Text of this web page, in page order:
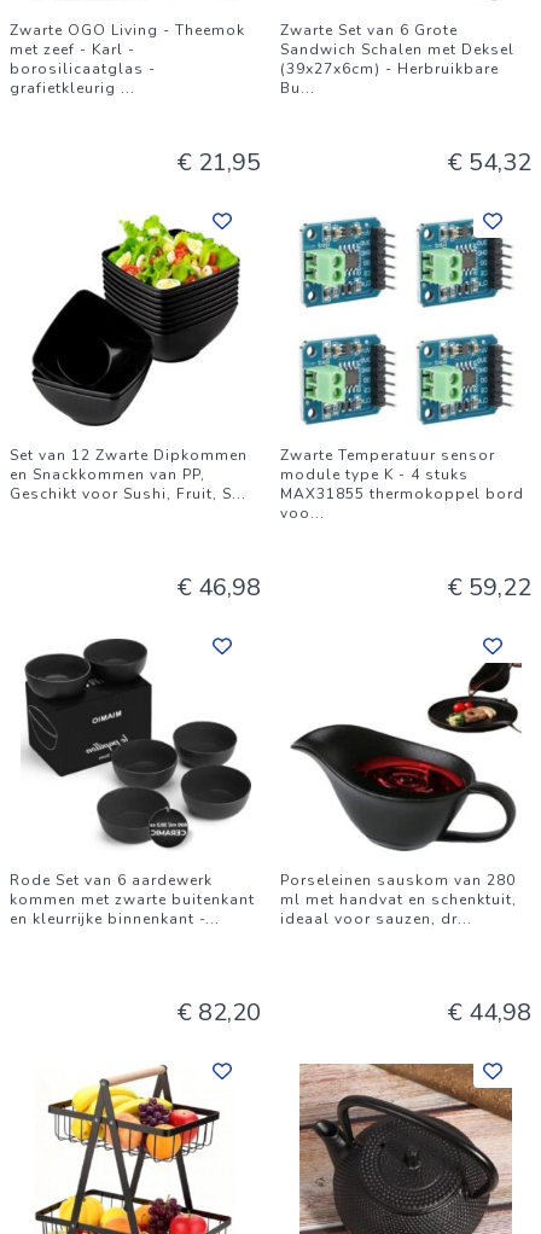
Zwarte OGO Living - Theemok
met zeef - Karl -
borosilicaatglas -
grafietkleurig ...
€ 21,95
Zwarte Set van 6 Grote
Sandwich Schalen met Deksel
(39x27x6cm) - Herbruikbare
Bu...
€ 54,32
Set van 12 Zwarte Dipkommen
en Snackkommen van PP,
Geschikt voor Sushi, Fruit, S...
€ 46,98
Zwarte Temperatuur sensor
module type K - 4 stuks
MAX31855 thermokoppel bord
voo...
€ 59,22
Rode Set van 6 aardewerk
kommen met zwarte buitenkant
en kleurrijke binnenkant -...
€ 82,20
Porseleinen sauskom van 280
ml met handvat en schenktuit,
ideaal voor sauzen, dr...
€ 44,98